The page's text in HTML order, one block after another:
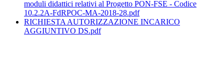
moduli didattici relativi al Progetto PON-FSE - Codice
10.2.2A-FdRPOC-MA-2018-28.pdf
RICHIESTA AUTORIZZAZIONE INCARICO
AGGIUNTIVO DS.pdf